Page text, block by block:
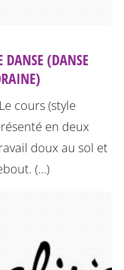
DANSE (DANSE
Le cours (style
en deux
doux au sol et
(…)